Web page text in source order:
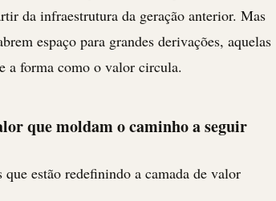
da infraestrutura da geração anterior. Mas
espaço para grandes derivações, aquelas
a forma como o valor circula.
que moldam o caminho a seguir
estão redefinindo a camada de valor